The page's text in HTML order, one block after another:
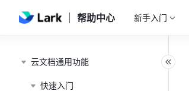
帮助中心 新手入门
云文档通用功能
快速入门